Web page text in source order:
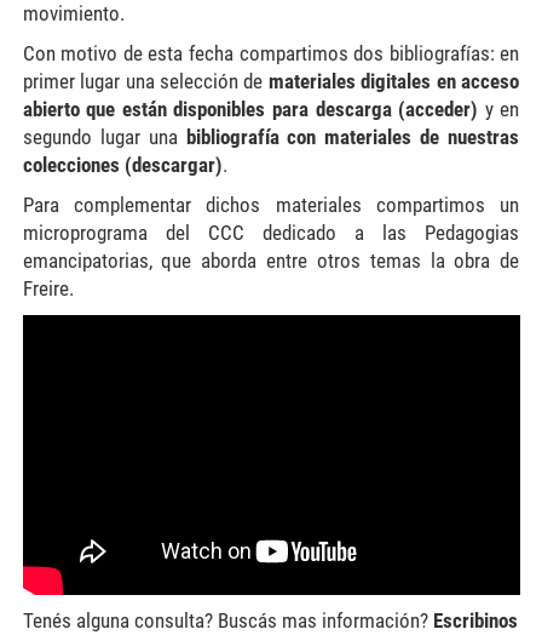
movimiento.
Con motivo de esta fecha compartimos dos bibliografías: en
primer lugar una selección de materiales digitales en acceso
abierto que están disponibles para descarga (acceder) y en
segundo lugar una bibliografía con materiales de nuestras
colecciones (descargar).
Para complementar dichos materiales compartimos un
microprograma del CCC dedicado a las Pedagogias
emancipatorias, que aborda entre otros temas la obra de
Freire.
Tenés alguna consulta? Buscás mas información? Escribinos